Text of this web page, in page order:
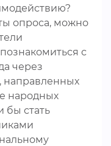
опроса, можно
с
через
направленных
народных
бы стать